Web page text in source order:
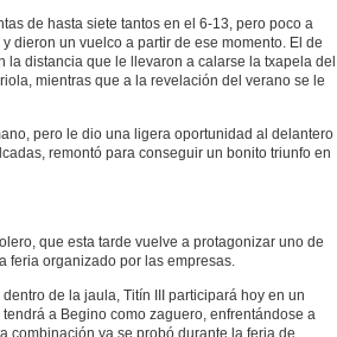
de hasta siete tantos en el 6-13, pero poco a
dieron un vuelco a partir de ese momento. El de
la distancia que le llevaron a calarse la txapela del
mientras que a la revelación del verano se le
pero le dio una ligera oportunidad al delantero
remontó para conseguir un bonito triunfo en
que esta tarde vuelve a protagonizar uno de
feria organizado por las empresas.
de la jaula, Titín III participará hoy en un
a Begino como zaguero, enfrentándose a
combinación ya se probó durante la feria de